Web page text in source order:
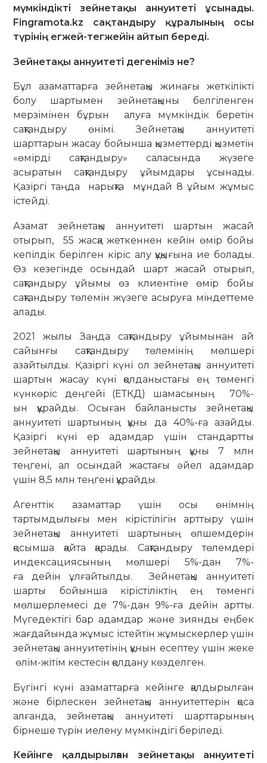
мүмкіндікті зейнетақы аннуитеті ұсынады.
Fingramota.kz сақтандыру құралының осы
түрінің егжей-тегжейін айтып береді.
Зейнетақы аннуитеті дегеніміз не?
Бұл азаматтарға зейнетақы жинағы жеткілікті
болу шартымен зейнетақыны белгіленген
мерзімінен бұрын алуға мүмкіндік беретін
сақтандыру өнімі. Зейнетақы аннуитеті
шарттарын жасау бойынша қызметтерді қызметін
«өмірді сақтандыру» саласында жүзеге
асыратын сақтандыру ұйымдары ұсынады.
Қазіргі таңда нарықта мұндай 8 ұйым жұмыс
істейді.
Азамат зейнетақы аннуитеті шартын жасай
отырып, 55 жасқа жеткеннен кейін өмір бойы
кепілдік берілген кіріс алу құқығына ие болады.
Өз кезегінде осындай шарт жасай отырып,
сақтандыру ұйымы өз клиентіне өмір бойы
сақтандыру төлемін жүзеге асыруға міндеттеме
алады.
2021 жылы Заңда сақтандыру ұйымынан ай
сайынғы сақтандыру төлемінің мөлшері
азайтылды. Қазіргі күні ол зейнетақы аннуитеті
шартын жасау күні қолданыстағы ең төменгі
күнкөріс деңгейі (ЕТКД) шамасының 70%-
ын құрайды. Осыған байланысты зейнетақы
аннуитеті шартының құны да 40%-ға азайды.
Қазіргі күні ер адамдар үшін стандартты
зейнетақы аннуитеті шартының құны 7 млн
теңгені, ал осындай жастағы әйел адамдар
үшін 8,5 млн теңгені құрайды.
Агенттік азаматтар үшін осы өнімнің
тартымдылығы мен кірістілігін арттыру үшін
зейнетақы аннуитеті шартының өлшемдерін
қосымша қайта қарады. Сақтандыру төлемдері
индексациясының мөлшері 5%-дан 7%-
ға дейін ұлғайтылды. Зейнетақы аннуитеті
шарты бойынша кірістіліктің ең төменгі
мөлшерлемесі де 7%-дан 9%-ға дейін артты.
Мүгедектігі бар адамдар және зиянды еңбек
жағдайында жұмыс істейтін жұмыскерлер үшін
зейнетақы аннуитетінің құнын есептеу үшін жеке
өлім-жітім кестесін қолдану көзделген.
Бүгінгі күні азаматтарға кейінге қалдырылған
және бірлескен зейнетақы аннуитеттерін қоса
алғанда, зейнетақы аннуитеті шарттарының
бірнеше түрін иелену мүмкіндігі беріледі.
Кейінге қалдырылған зейнетақы аннуитеті